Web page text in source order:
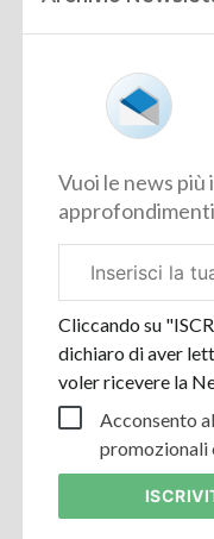
Vuoi le news
aziendale
Cliccando su
dichiaro di aver
voler ricevere la
Acconsento
promozionali